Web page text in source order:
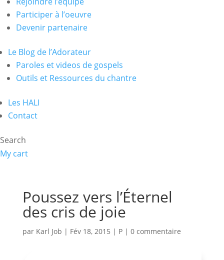
Participer à l’oeuvre
Devenir partenaire
Le Blog de l’Adorateur
Paroles et videos de gospels
Outils et Ressources du chantre
Les HALI
Contact
Search
My cart
Poussez vers l’Éternel
des cris de joie
par Karl Job | Fév 18, 2015 | P| 0 commentaire